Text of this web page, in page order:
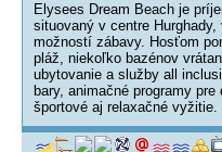
Elysees Dream Beach je
situovaný v centre
možností zábavy. Hosťom
pláž, niekoľko bazénov
ubytovanie a služby all
bary, animačné programy
športové aj relaxačné vyžitie.